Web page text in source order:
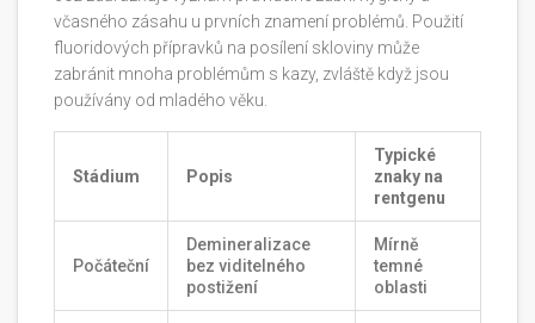
včasného zásahu u prvních znamení problémů. Použití
fluoridových přípravků na posílení skloviny může
zabránit mnoha problémům s kazy, zvláště když jsou
používány od mladého věku.
Stádium Popis
Typické
znaky na
rentgenu
Počáteční
Demineralizace
bez viditelného
postižení
Mírně
temné
oblasti